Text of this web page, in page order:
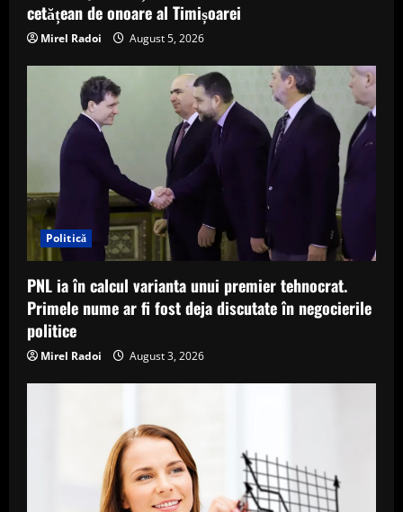
cetățean de onoare al Timișoarei
Mirel Radoi August 5, 2026
Politică
PNL ia în calcul varianta unui premier tehnocrat.
Primele nume ar fi fost deja discutate în negocierile
politice
Mirel Radoi August 3, 2026